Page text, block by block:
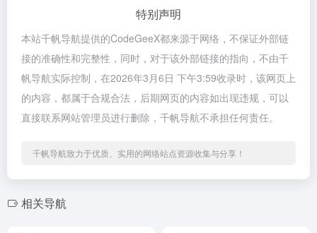
特别声明
本站千帆导航提供的CodeGeeX都来源于网络，不保证外部链
接的准确性和完整性，同时，对于该外部链接的指向，不由千
帆导航实际控制，在2026年3月6日 下午3:59收录时，该网页上
的内容，都属于合规合法，后期网页的内容如出现违规，可以
直接联系网站管理员进行删除，千帆导航不承担任何责任。
千帆导航致力于优质、实用的网络站点资源收集与分享！
相关导航